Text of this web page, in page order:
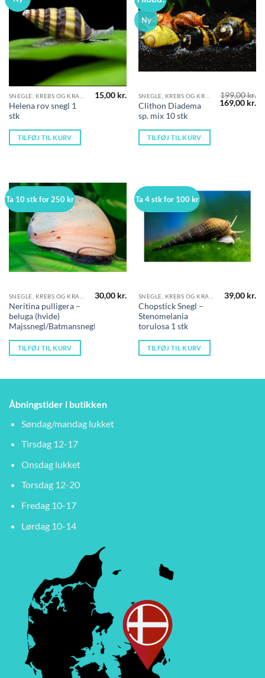
Helena rov snegl 1
stk
15,00 kr.
TILFØJ TIL KURV
Ny
Clithon Diadema
sp. mix 10 stk
199,00kr.
Den
oprindelige
169,00 kr.
TILFØJ TIL KURV
Ta 10 stk for 250 kr
Neritina pulligera –
beluga (hvide)
Majssnegl/Batmansnegl
30,00 kr.
TILFØJ TIL KURV
Ta 4 stk for 100 kr
Chopstick Snegl –
Stenomelania
torulosa 1 stk
39,00 kr.
TILFØJ TIL KURV
Åbningstider i butikken
Søndag/mandag lukket
Tirsdag 12-17
Onsdag lukket
Torsdag 12-20
Fredag 10-17
Lørdag 10-14